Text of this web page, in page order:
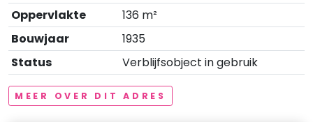
Oppervlakte
136 m²
Bouwjaar
1935
Status
Verblijfsobject in gebruik
MEER OVER DIT ADRES